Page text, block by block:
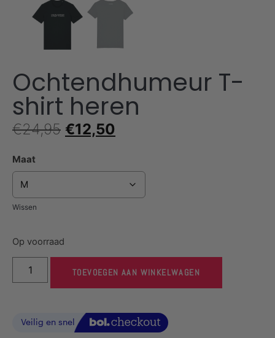
Ochtendhumeur T-
shirt heren
€24,95 €12,50
Maat
Wissen
Op voorraad
TOEVOEGEN AAN WINKELWAGEN